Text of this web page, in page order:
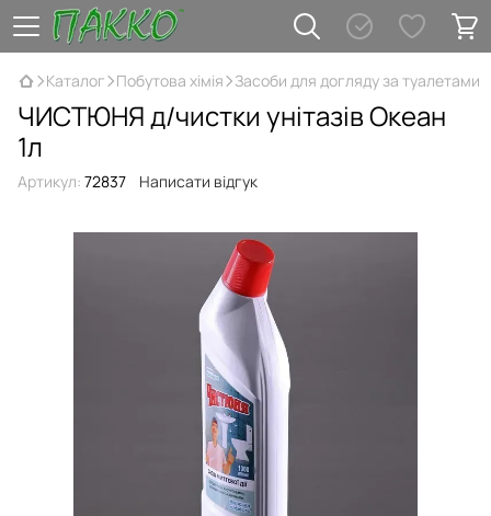
Каталог Побутова хімія Засоби для догляду за туалетами
ЧИСТЮНЯ д/чистки унітазів Океан
1л
Артикул: 72837 Написати відгук